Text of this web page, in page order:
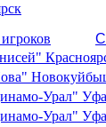
Урал" Уфа
Урал" Уфа